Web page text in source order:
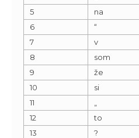
5
na
6
“
7
v
8
som
9
že
10
si
11
12
to
13
?